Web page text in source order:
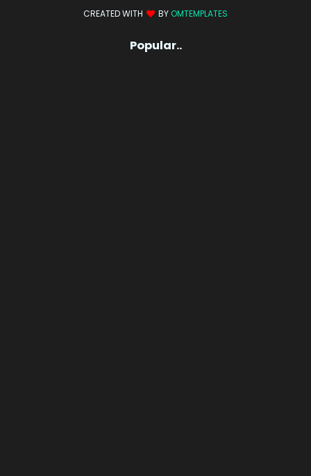
CREATED WITH BY OMTEMPLATES
Popular..